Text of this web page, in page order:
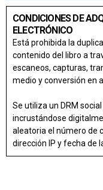
CONDICIONES DE
ELECTRÓNICO
Está prohibida la
contenido del libro a
escaneos, capturas,
medio y conversión en
Se utiliza un DRM
incrustándose
aleatoria el número de
dirección IP y fecha de